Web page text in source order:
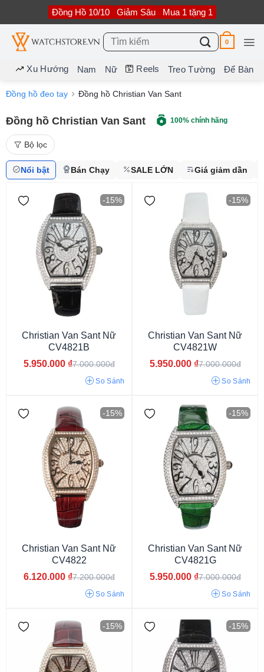
nội
dung
Đồng Hồ 10/10 Giảm Sâu Mua 1 tặng 1
Tìm
kiếm:
0
Xu Hướng Nam Nữ Reels Treo Tường Để Bàn
Đồng hồ đeo tay Đồng hồ Christian Van Sant
Đồng hồ Christian Van Sant 100% chính hãng
Bộ lọc
Từ 3 - 6 triệu Từ 6 - 9 triệu
Thụy Sỹ Mỹ Trung Quốc
Nổi bật Bán Chạy SALE LỚN Giá giảm dần
-15%
Christian Van Sant Nữ
CV4821B
5.950.000 ₫7.000.000đ
So Sánh
-15%
Christian Van Sant Nữ
CV4821W
5.950.000 ₫7.000.000đ
So Sánh
-15%
Christian Van Sant Nữ
CV4822
6.120.000 ₫7.200.000đ
So Sánh
-15%
Christian Van Sant Nữ
CV4821G
5.950.000 ₫7.000.000đ
So Sánh
-15% -15%